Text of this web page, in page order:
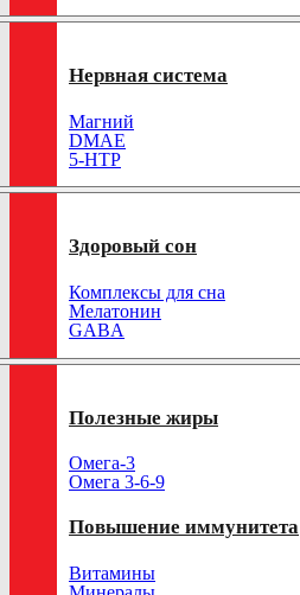
Нервная система
Магний
DMAE
5-HTP
Здоровый сон
Комплексы для сна
Мелатонин
GABA
Полезные жиры
Омега-3
Омега 3-6-9
Повышение иммунитета
Витамины